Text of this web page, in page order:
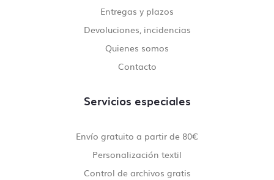
Entregas y plazos
Devoluciones, incidencias
Quienes somos
Contacto
Servicios especiales
Envío gratuito a partir de 80€
Personalización textil
Control de archivos gratis